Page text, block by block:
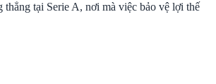
tại Serie A, nơi mà việc bảo vệ lợi thế